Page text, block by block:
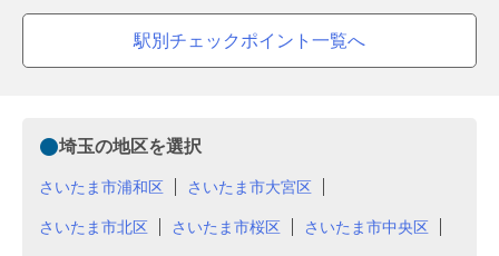
駅別チェックポイント一覧へ
埼玉の地区を選択
さいたま市浦和区 さいたま市大宮区
さいたま市北区 さいたま市桜区 さいたま市中央区